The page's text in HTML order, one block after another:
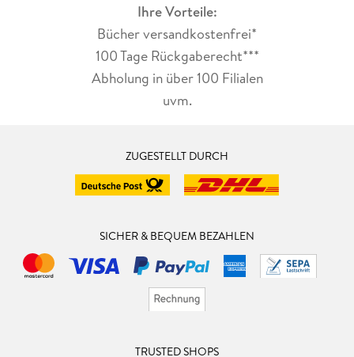
Ihre Vorteile:
Bücher versandkostenfrei*
100 Tage Rückgaberecht***
Abholung in über 100 Filialen
uvm.
ZUGESTELLT DURCH
SICHER & BEQUEM BEZAHLEN
TRUSTED SHOPS